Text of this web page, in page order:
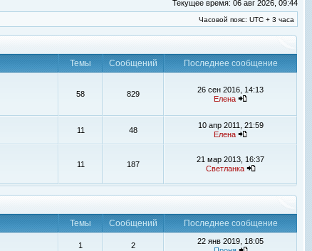
Текущее время: 06 авг 2026, 09:44
Часовой пояс: UTC + 3 часа
Темы Сообщений
Последнее сообщение
58 829
26 сен 2016, 14:13
Елена
11 48
10 апр 2011, 21:59
Елена
11 187
21 мар 2013, 16:37
Светланка
Темы Сообщений Последнее сообщение
1 2
22 янв 2019, 18:05